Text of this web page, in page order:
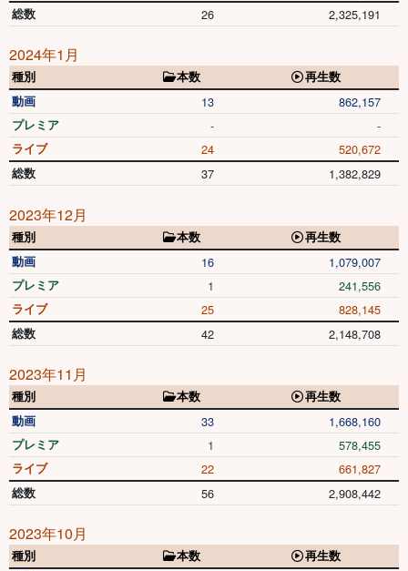
総数 26 2,325,191
2024年1月
種別 本数
再生数
動画
13 862,157
プレミア - -
ライブ 24 520,672
総数 37 1,382,829
2023年12月
種別 本数
再生数
動画
16 1,079,007
プレミア 1 241,556
ライブ 25 828,145
総数 42 2,148,708
2023年11月
種別 本数
再生数
動画
33 1,668,160
プレミア 1 578,455
ライブ 22 661,827
総数 56 2,908,442
2023年10月
種別 本数
再生数